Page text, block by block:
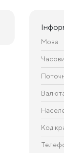
Мова
Код